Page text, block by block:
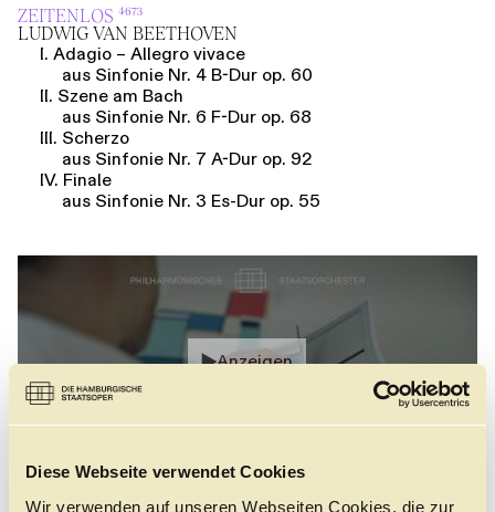
Diese Webseite verwendet Cookies
Wir verwenden auf unseren Webseiten Cookies, die zur
ZEITENLOS ⁴⁶⁷³
LUDWIG VAN BEETHOVEN
I. Adagio – Allegro vivace
aus Sinfonie Nr. 4 B-Dur op. 60
II. Szene am Bach
aus Sinfonie Nr. 6 F-Dur op. 68
III. Scherzo
aus Sinfonie Nr. 7 A-Dur op. 92
IV. Finale
aus Sinfonie Nr. 3 Es-Dur op. 55
Anzeigen
anzuschauen.